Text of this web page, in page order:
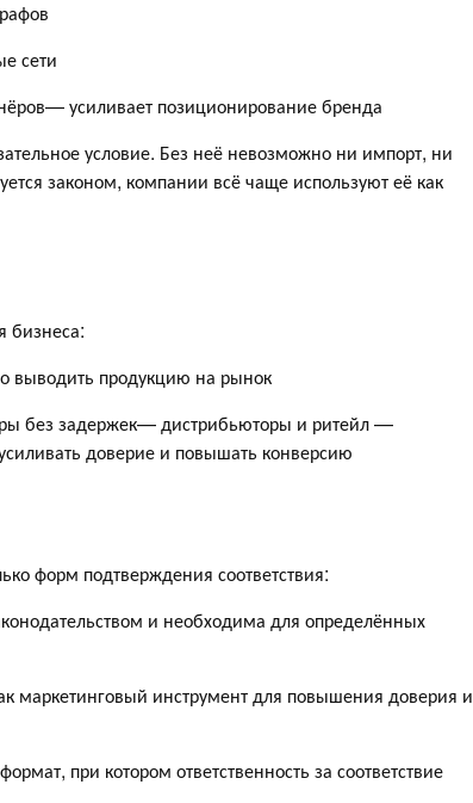
сети
усиливает позиционирование бренда
условие. Без неё невозможно ни импорт, ни
законом, компании всё чаще используют её как
бизнеса:
выводить продукцию на рынок
без задержек— дистрибьюторы и ритейл —
доверие и повышать конверсию
форм подтверждения соответствия:
и необходима для определённых
маркетинговый инструмент для повышения доверия и
при котором ответственность за соответствие